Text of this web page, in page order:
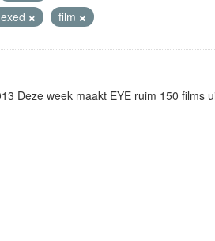
film
Deze week maakt EYE ruim 150 films